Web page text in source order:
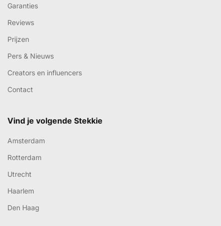
Garanties
Reviews
Prijzen
Pers & Nieuws
Creators en influencers
Contact
Vind je volgende Stekkie
Amsterdam
Rotterdam
Utrecht
Haarlem
Den Haag